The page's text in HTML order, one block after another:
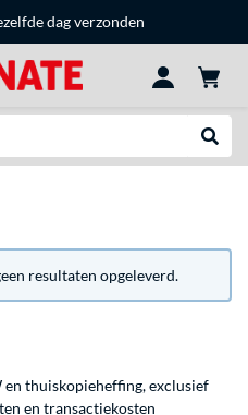
dag verzonden
resultaten opgeleverd.
thuiskopieheffing, exclusief
en transactiekosten